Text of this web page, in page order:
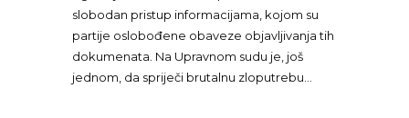
slobodan pristup informacijama, kojom su
partije oslobođene obaveze objavljivanja tih
dokumenata. Na Upravnom sudu je, još
jednom, da spriječi brutalnu zloputrebu…